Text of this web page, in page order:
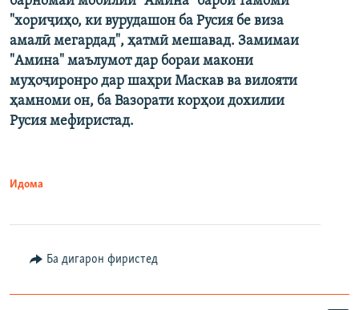
"хориҷиҳо, ки вурудашон ба Русия бе виза
амалӣ мегардад", ҳатмӣ мешавад. Замимаи
"Амина" маълумот дар бораи макони
муҳоҷиронро дар шаҳри Маскав ва вилояти
ҳамноми он, ба Вазорати корҳои дохилии
Русия мефиристад.
Идома
Ба дигарон фиристед